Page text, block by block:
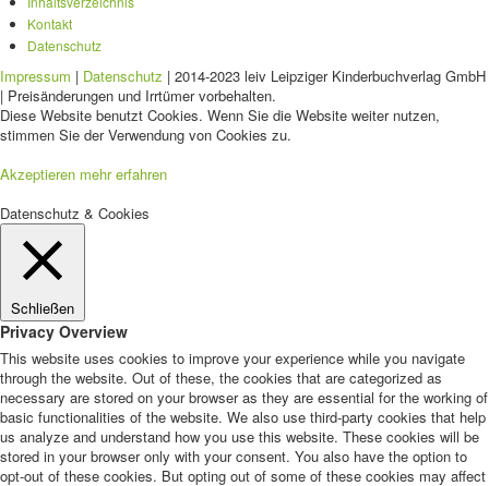
Kontakt
Datenschutz
Impressum | Datenschutz | 2014-2023 leiv Leipziger Kinderbuchverlag GmbH
| Preisänderungen und Irrtümer vorbehalten.
Diese Website benutzt Cookies. Wenn Sie die Website weiter nutzen,
stimmen Sie der Verwendung von Cookies zu.
Akzeptieren mehr erfahren
Datenschutz & Cookies
Schließen
Privacy Overview
This website uses cookies to improve your experience while you navigate
through the website. Out of these, the cookies that are categorized as
necessary are stored on your browser as they are essential for the working of
basic functionalities of the website. We also use third-party cookies that help
us analyze and understand how you use this website. These cookies will be
stored in your browser only with your consent. You also have the option to
opt-out of these cookies. But opting out of some of these cookies may affect